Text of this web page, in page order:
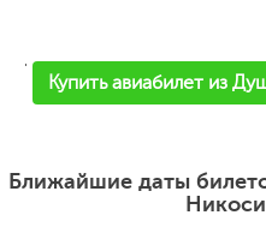
'
Купить авиабилет из
Ближайшие даты